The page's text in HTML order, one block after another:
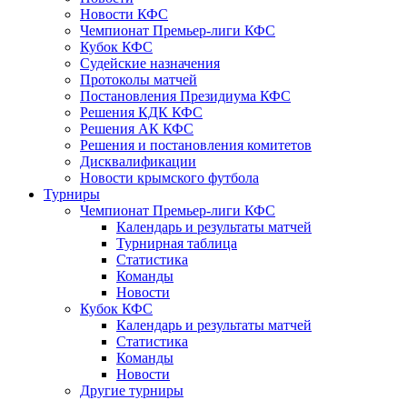
Новости КФС
Чемпионат Премьер-лиги КФС
Кубок КФС
Судейские назначения
Протоколы матчей
Постановления Президиума КФС
Решения КДК КФС
Решения АК КФС
Решения и постановления комитетов
Дисквалификации
Новости крымского футбола
Турниры
Чемпионат Премьер-лиги КФС
Календарь и результаты матчей
Турнирная таблица
Статистика
Команды
Новости
Кубок КФС
Календарь и результаты матчей
Статистика
Команды
Новости
Другие турниры